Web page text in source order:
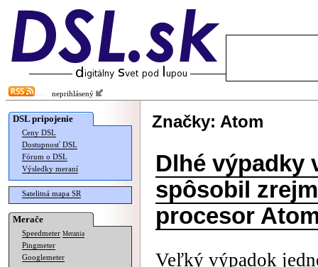
neprihlásený
DSL pripojenie
Ceny DSL
Dostupnosť DSL
Fórum o DSL
Výsledky meraní
Satelitná mapa SR
Merače
Speedmeter Merania
Pingmeter
Googlemeter
Značky: Atom
Dlhé výpadky
spôsobil
procesor
Veľký výpadok